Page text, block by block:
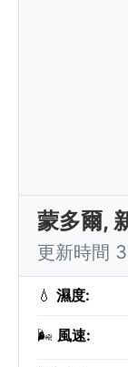
蒙多爾,
更新時間
💧 濕度:
🌬️ 風速: